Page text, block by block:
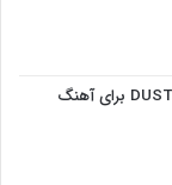
موزیک‌ویدیو جدید DUSTCELL برای آهنگ